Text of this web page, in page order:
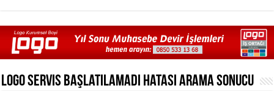
Logo Servis Başlatılamadı HatasıArama Sonucu